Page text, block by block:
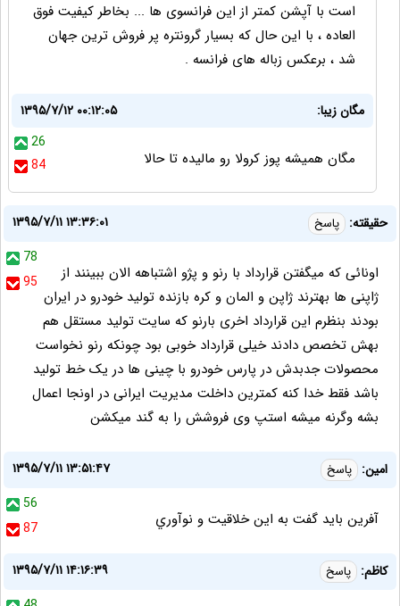
است با آپشن کمتر از این فرانسوی ها ... بخاطر کیفیت فوق
العاده ، با این حال که بسیار گرونتره پر فروش ترین جهان
شد ، برعکس زباله های فرانسه .
مگان زیبا:
۱۳۹۵/۷/۱۲ ۰۰:۱۲:۰۵
26
84
مگان همیشه پوز کرولا رو مالیده تا حالا
حقیقته: پاسخ
۱۳۹۵/۷/۱۱ ۱۳:۳۶:۰۱
78
95
اونائی که میگفتن قرارداد با رنو و پژو اشتباهه الان ببینند از
ژاپنی ها بهترند ژاپن و المان و کره بازنده تولید خودرو در ایران
بودند بنظرم این قرارداد اخری بارنو که سایت تولید مستقل هم
بهش تخصص دادند خیلی قرارداد خوبی بود چونکه رنو نخواست
محصولات جدبدش در پارس خودرو با چینی ها در یک خط تولید
باشد فقط خدا کنه کمترین داخلت مدیریت ایرانی در اونجا اعمال
بشه وگرنه میشه استپ وی فروشش را به گند میکشن
امين: پاسخ
۱۳۹۵/۷/۱۱ ۱۳:۵۱:۴۷
56
87
آفرين بايد گفت به اين خلاقيت و نوآوري
کاظم: پاسخ
۱۳۹۵/۷/۱۱ ۱۴:۱۶:۳۹